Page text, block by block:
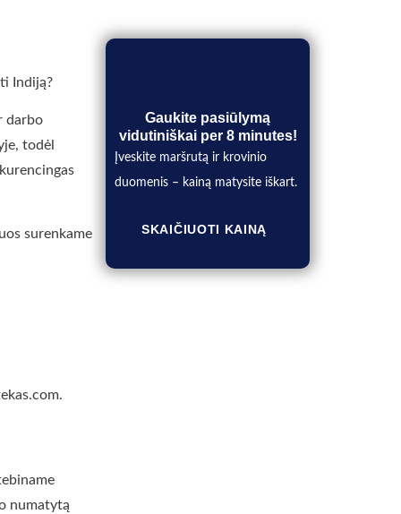
Indiją?
darbo
todėl
surenkame
numatytą
Gaukite pasiūlymą
vidutiniškai per 8 minutes!
Įveskite maršrutą ir krovinio
duomenis – kainą matysite iškart.
SKAIČIUOTI KAINĄ